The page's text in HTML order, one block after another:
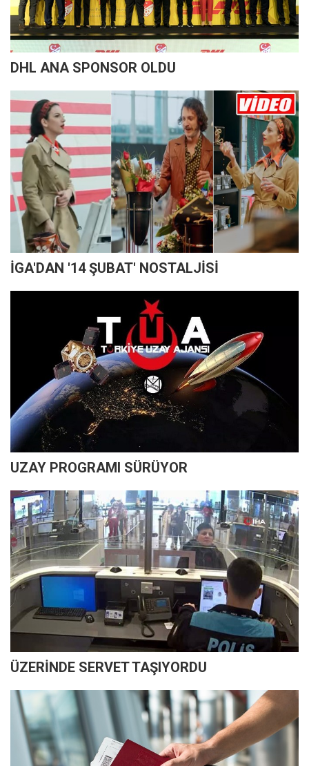
DHL ANA SPONSOR OLDU
İGA'DAN '14 ŞUBAT' NOSTALJİSİ
UZAY PROGRAMI SÜRÜYOR
ÜZERİNDE SERVET TAŞIYORDU